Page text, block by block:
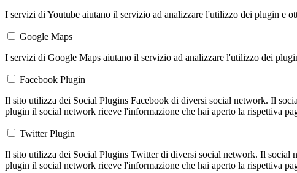
I servizi di Youtube aiutano il servizio ad analizzare l'utilizzo dei plugin e
Google Maps
I servizi di Google Maps aiutano il servizio ad analizzare l'utilizzo dei
Facebook Plugin
Il sito utilizza dei Social Plugins Facebook di diversi social network. Il
plugin il social network riceve l'informazione che hai aperto la rispettiva
Twitter Plugin
Il sito utilizza dei Social Plugins Twitter di diversi social network. Il social
plugin il social network riceve l'informazione che hai aperto la rispettiva